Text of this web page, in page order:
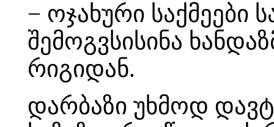
− ოჯახური საქმეები
შემოგვსისინა
რიგიდან.
დარბაზი უხმოდ